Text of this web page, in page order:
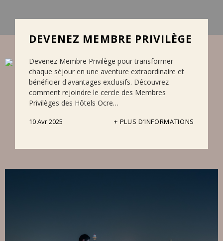
DEVENEZ MEMBRE PRIVILÈGE
Devenez Membre Privilège pour transformer
chaque séjour en une aventure extraordinaire et
bénéficier d'avantages exclusifs. Découvrez
comment rejoindre le cercle des Membres
Privilèges des Hôtels Ocre…
10 Avr 2025 PLUS D’INFORMATIONS